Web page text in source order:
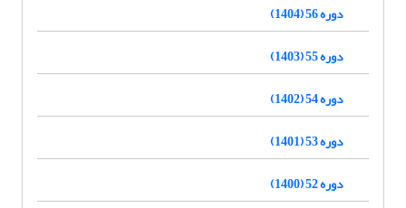
دوره 56 (1404)
دوره 55 (1403)
دوره 54 (1402)
دوره 53 (1401)
دوره 52 (1400)